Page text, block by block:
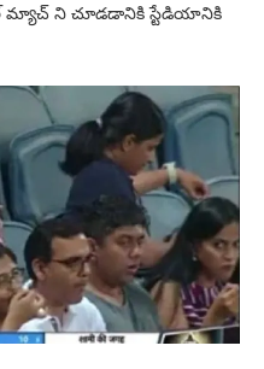
మ్యాచ్ ని చూడడానికి స్టేడియానికి